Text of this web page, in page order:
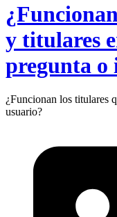
y titulares
pregunta o
¿Funcionan los titulares
usuario?